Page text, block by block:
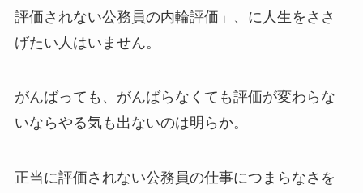
評価されない公務員の内輪評価」、に人生をささ
げたい人はいません。
がんばっても、がんばらなくても評価が変わらな
いならやる気も出ないのは明らか。
正当に評価されない公務員の仕事につまらなさを